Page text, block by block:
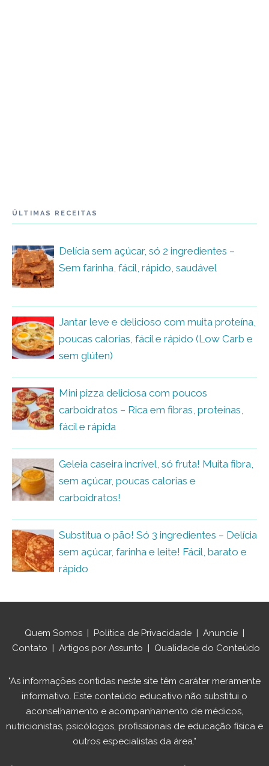
ÚLTIMAS RECEITAS
Delícia sem açúcar, só 2 ingredientes –
Sem farinha, fácil, rápido, saudável
Jantar leve e delicioso com muita proteína,
poucas calorias, fácil e rápido (Low Carb e
sem glúten)
Mini pizza deliciosa com poucos
carboidratos – Rica em fibras, proteínas,
fácil e rápida
Geleia caseira incrível, só fruta! Muita fibra,
sem açúcar, poucas calorias e
carboidratos!
Substitua o pão! Só 3 ingredientes – Delícia
sem açúcar, farinha e leite! Fácil, barato e
rápido
Quem Somos Política de Privacidade Anuncie
Contato
Artigos por Assunto Qualidade do Conteúdo
"As informações contidas neste site têm caráter meramente
informativo. Este conteúdo educativo não substitui o
aconselhamento e acompanhamento de médicos,
nutricionistas, psicólogos, profissionais de educação física e
outros especialistas da área."